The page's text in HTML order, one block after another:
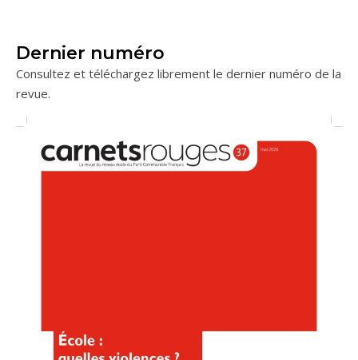
Dernier numéro
Consultez et téléchargez librement le dernier numéro de la
revue.